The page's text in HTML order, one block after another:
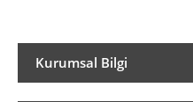
Kurumsal Bilgi